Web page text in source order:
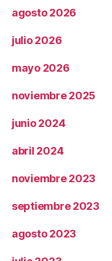
agosto 2026
julio 2026
mayo 2026
noviembre 2025
junio 2024
abril 2024
noviembre 2023
septiembre 2023
agosto 2023